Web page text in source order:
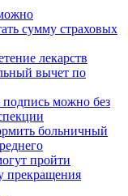
сумму страховых
лекарств
вычет по
можно без
больничный
пройти
прекращения